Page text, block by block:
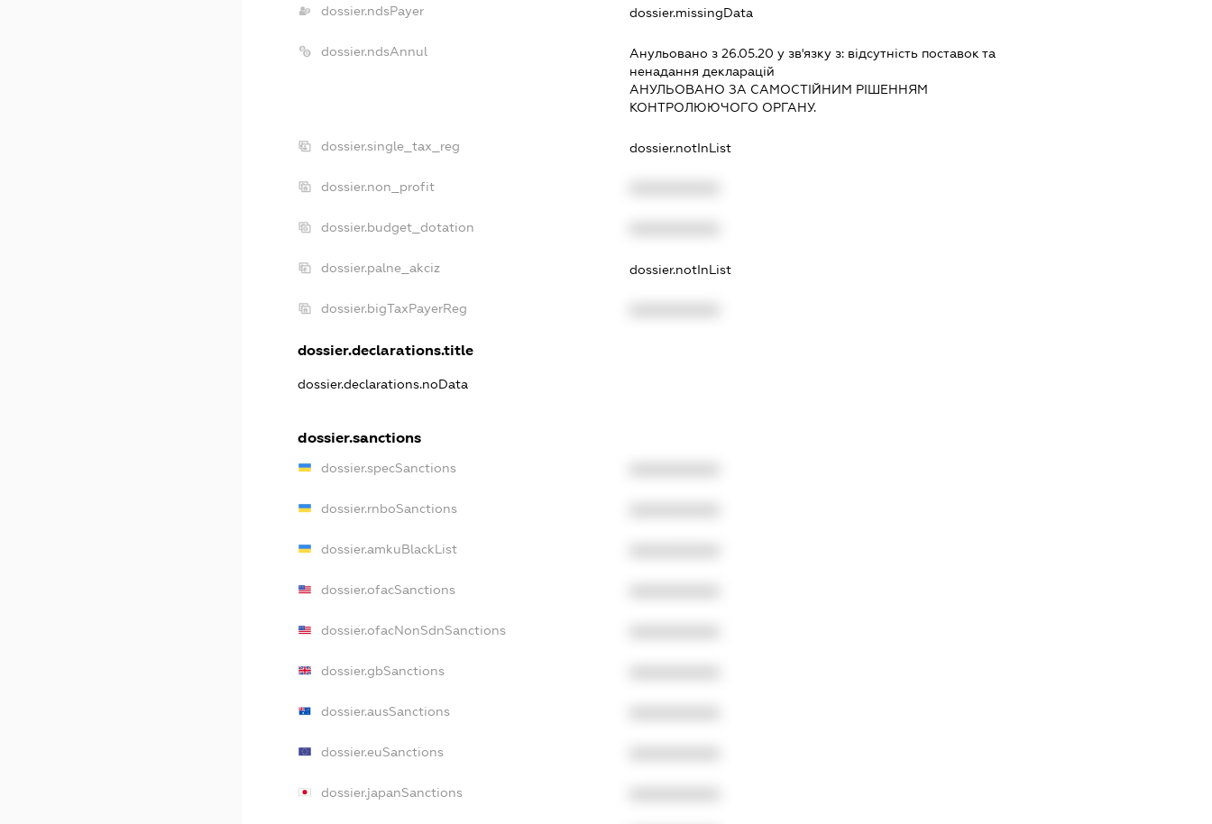
dossier.ndsPayer dossier.missingData
dossier.ndsAnnul Анульовано з 26.05.20 у зв'язку з: вiдсутнiсть поставок та
ненадання декларацiй
АНУЛЬОВАНО ЗА САМОСТIЙНИМ РIШЕННЯМ
КОНТРОЛЮЮЧОГО ОРГАНУ.
dossier.single_tax_reg dossier.notInList
dossier.non_profit
dossier.budget_dotation
dossier.palne_akciz dossier.notInList
dossier.bigTaxPayerReg
dossier.declarations.title
dossier.declarations.noData
dossier.sanctions
dossier.specSanctions
dossier.rnboSanctions
dossier.amkuBlackList
dossier.ofacSanctions
dossier.ofacNonSdnSanctions
dossier.gbSanctions
dossier.ausSanctions
dossier.euSanctions
dossier.japanSanctions